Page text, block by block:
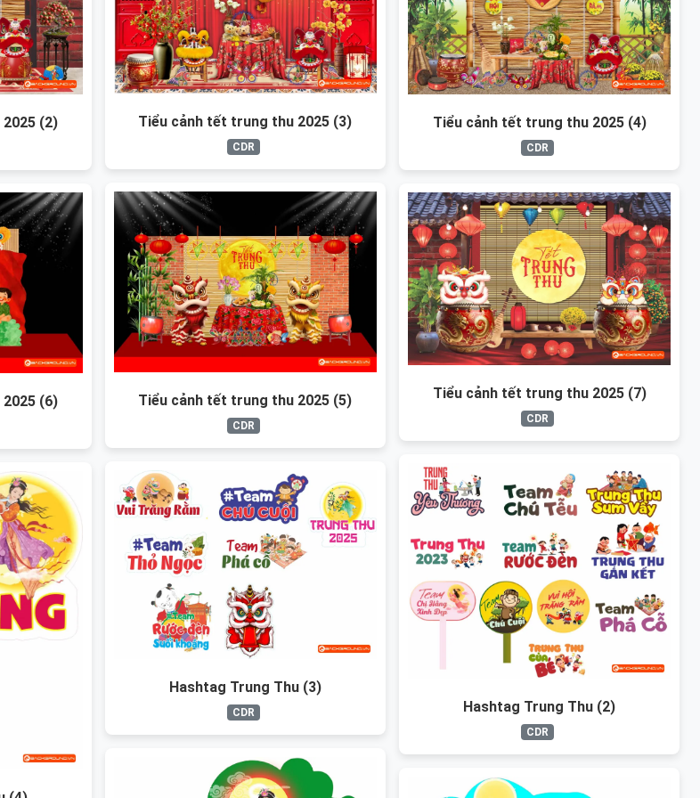
(2) Tiểu cảnh tết trung thu 2025 (3)
CDR
Tiểu cảnh tết trung thu 2025 (4)
CDR
Tiểu cảnh tết trung thu 2025 (5)
CDR
(6) Tiểu cảnh tết trung thu 2025 (7)
CDR
Hashtag Trung Thu (2)
CDR
Hashtag Trung Thu (3)
CDR